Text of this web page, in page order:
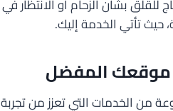
للقلق بشأن الزحام أو الانتظار في
حيث تأتي الخدمة إليك.
موقعك المفضل
من الخدمات التي تعزز من تجربة